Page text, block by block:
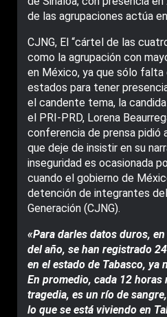
de las agrupaciones actúa
CJNG, El “cártel de las
como la agrupación con
en México, ya que sólo falta
estados para tener
el candente tema, la
el PRI-PRD, Lorena
conferencia de prensa pidió
que deje de insistir en su
inseguridad es ocasionada
cuando el gobierno de
detención de integrantes
Generación (CJNG).
«Para darles datos duros,
del año, se han registrado
en el estado de Tabasco, ya
En promedio, cada 12
tragedia, es un río de
lo que se está viviendo en